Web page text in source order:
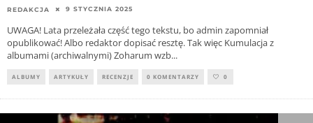
REDAKCJA 9 STYCZNIA 2025
UWAGA! Lata przeleżała część tego tekstu, bo admin zapomniał
opublikować! Albo redaktor dopisać resztę. Tak więc Kumulacja z
albumami (archiwalnymi) Zoharum wzb...
ALBUMY ARTYKUŁY RECENZJE 0 KOMENTARZY 0